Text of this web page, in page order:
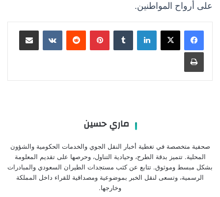
على أرواح المواطنين.
لينكدإن بينتيريست مشاركة عبر البريد
طباعة
ماري حسين
صحفية متخصصة في تغطية أخبار النقل الجوي والخدمات الحكومية والشؤون
المحلية. تتميز بدقة الطرح، وحيادية التناول، وحرصها على تقديم المعلومة
بشكل مبسط وموثوق. تتابع عن كثب مستجدات الطيران السعودي والمبادرات
الرسمية، وتسعى لنقل الخبر بموضوعية ومصداقية للقراء داخل المملكة
وخارجها.